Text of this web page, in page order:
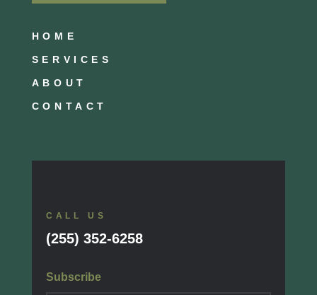
HOME
SERVICES
ABOUT
CONTACT
CALL US
(255) 352-6258
Subscribe